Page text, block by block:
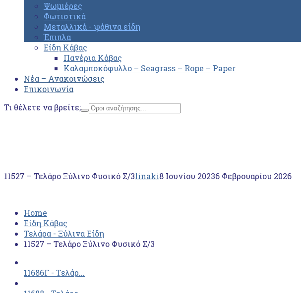
Ψωμιέρες
Φωτιστικά
Μεταλλικά - ψάθινα είδη
Έπιπλα
Είδη Κάβας
Πανέρια Κάβας
Καλαμποκόφυλλο – Seagrass – Rope – Paper
Νέα – Ανακοινώσεις
Επικοινωνία
Τι θέλετε να βρείτε;
11527 – Τελάρο Ξύλινο Φυσικό Σ/3linaki8 Ιουνίου 20236 Φεβρουαρίου 2026
Home
Είδη Κάβας
Τελάρα - Ξύλινα Είδη
11527 – Τελάρο Ξύλινο Φυσικό Σ/3
11686Γ - Τελάρ...